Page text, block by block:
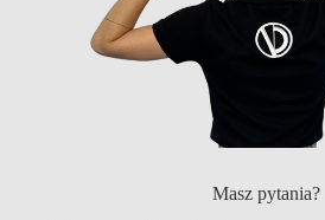
Masz pytania?